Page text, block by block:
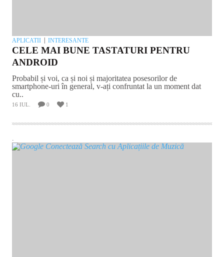
APLICATII INTERESANTE
CELE MAI BUNE TASTATURI PENTRU
ANDROID
Probabil și voi, ca și noi și majoritatea posesorilor de
smartphone-uri în general, v-ați confruntat la un moment dat
cu..
16 IUL. 0 1
.